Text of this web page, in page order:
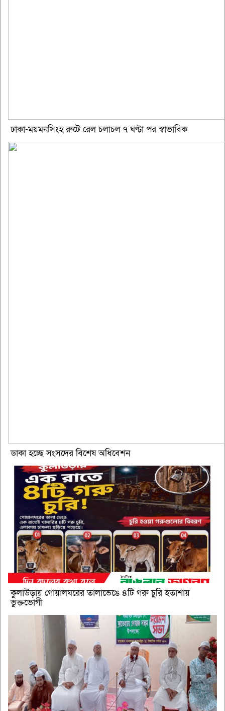
ঢাকা-ময়মনসিংহ রুটে রেল চলাচল ৭ ঘণ্টা পর স্বাভাবিক
ডাকা হচ্ছে সংসদের বিশেষ অধিবেশন
কুলাউড়ায় গোয়ালঘরের তালাভেঙে ৪টি গরু চুরি হতাশায়
ভুক্তভোগী